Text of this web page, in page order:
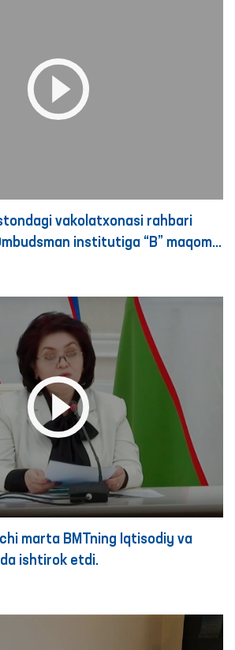
vakolatxonasi rahbari
institutiga “B” maqomi
endi “A” statusi uchun
ko‘makdosh bo‘lishligini bildirdi.
marta BMTning Iqtisodiy va
ishtirok etdi.